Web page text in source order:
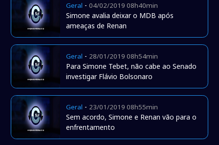
Geral -04/02/2019 08h40min
Simone avalia deixar o MDB após
ameaças de Renan
Geral - 28/01/2019 08h54min
Para Simone Tebet, não cabe ao Senado
investigar Flávio Bolsonaro
Geral - 23/01/2019 08h55min
Sem acordo, Simone e Renan vão para o
enfrentamento